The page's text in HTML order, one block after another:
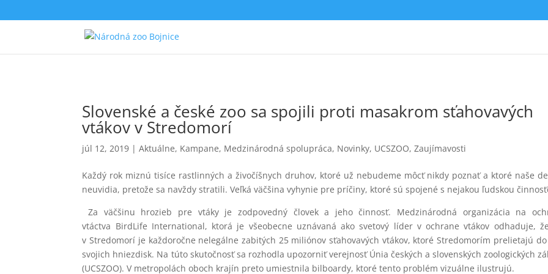
Slovenské a české zoo sa spojili proti masakrom sťahovavých
vtákov v Stredomorí
júl 12, 2019 |Aktuálne, Kampane, Medzinárodná spolupráca, Novinky, UCSZOO,Zaujímavosti
Každý rok miznú tisíce rastlinných a živočíšnych druhov, ktoré už nebudeme môcť nikdy poznať a ktoré naše
neuvidia, pretože sa navždy stratili. Veľká väčšina vyhynie pre príčiny, ktoré sú spojené s nejakou ľudskou
Za väčšinu hrozieb pre vtáky je zodpovedný človek a jeho činnosť. Medzinárodná organizácia na
vtáctva BirdLife International, ktorá je všeobecne uznávaná ako svetový líder v ochrane vtákov odhaduje,
v Stredomorí je každoročne nelegálne zabitých 25 miliónov sťahovavých vtákov, ktoré Stredomorím prelietajú
svojich hniezdisk. Na túto skutočnosť sa rozhodla upozorniť verejnosť Únia českých a slovenských zoologických
(UCSZOO). V metropolách oboch krajín preto umiestnila bilboardy, ktoré tento problém vizuálne ilustrujú.